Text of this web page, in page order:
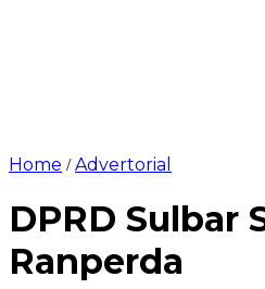
Home /Advertorial
DPRD Sulbar
Ranperda